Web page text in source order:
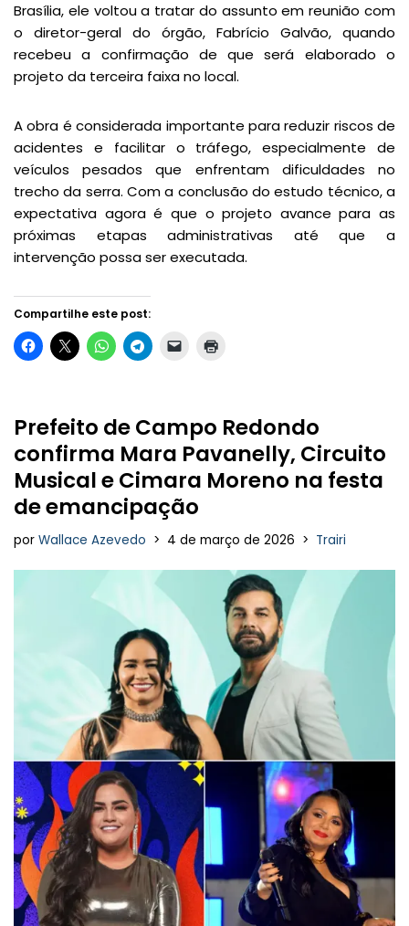
Brasília, ele voltou a tratar do assunto em reunião com
o diretor-geral do órgão, Fabrício Galvão, quando
recebeu a confirmação de que será elaborado o
projeto da terceira faixa no local.
A obra é considerada importante para reduzir riscos de
acidentes e facilitar o tráfego, especialmente de
veículos pesados que enfrentam dificuldades no
trecho da serra. Com a conclusão do estudo técnico, a
expectativa agora é que o projeto avance para as
próximas etapas administrativas até que a
intervenção possa ser executada.
Compartilhe este post:
Prefeito de Campo Redondo
confirma Mara Pavanelly, Circuito
Musical e Cimara Moreno na festa
de emancipação
por Wallace Azevedo 4 de março de 2026 Trairi